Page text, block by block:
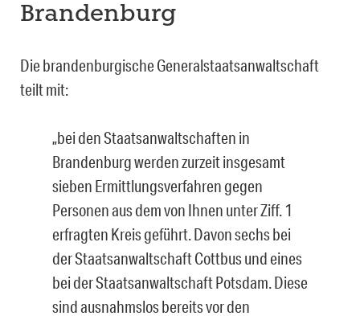
Brandenburg
Die brandenburgische Generalstaatsanwaltschaft
teilt mit:
„bei den Staatsanwaltschaften in
Brandenburg werden zurzeit insgesamt
sieben Ermittlungsverfahren gegen
Personen aus dem von Ihnen unter Ziff. 1
erfragten Kreis geführt. Davon sechs bei
der Staatsanwaltschaft Cottbus und eines
bei der Staatsanwaltschaft Potsdam. Diese
sind ausnahmslos bereits vor den